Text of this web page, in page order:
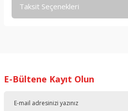
Taksit Seçenekleri
E-Bültene Kayıt Olun